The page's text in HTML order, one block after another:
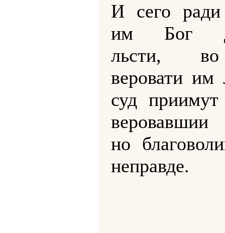
И сего ради
им Бог
льсти,
веровати
суд
веровавшии
но
неправде.